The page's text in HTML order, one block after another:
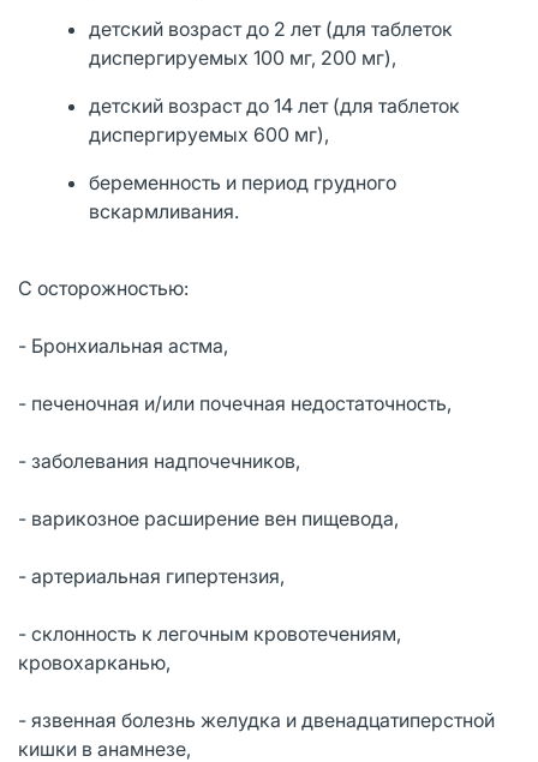
детский возраст до 2 лет (для таблеток
диспергируемых 100 мг, 200 мг),
детский возраст до 14 лет (для таблеток
диспергируемых 600 мг),
беременность и период грудного
вскармливания.
С осторожностью:
- Бронхиальная астма,
- печеночная и/или почечная недостаточность,
- заболевания надпочечников,
- варикозное расширение вен пищевода,
- артериальная гипертензия,
- склонность к легочным кровотечениям,
кровохарканью,
- язвенная болезнь желудка и двенадцатиперстной
кишки в анамнезе,